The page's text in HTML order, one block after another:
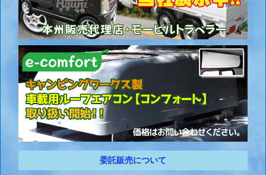
委託販売について